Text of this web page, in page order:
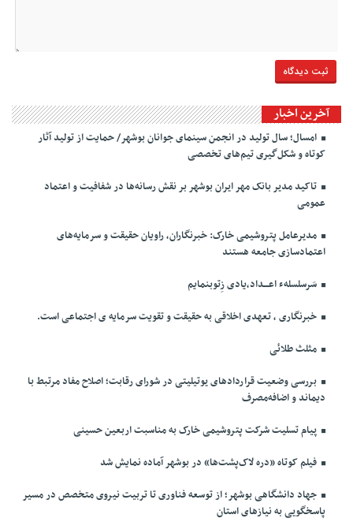
آخرین اخبار
امسال؛ سال تولید در انجمن سینمای جوانان بوشهر/ حمایت از تولید آثار
کوتاه و شکل‌گیری تیم‌های تخصصی
تاکید مدیر بانک مهر ایران بوشهر بر نقش رسانه‌ها در شفافیت و اعتماد
عمومی
مدیرعامل پتروشیمی خارک: خبرنگاران، راویان حقیقت و سرمایه‌های
اعتمادسازی جامعه هستند
سَرسلسلهء اعـــداد،یادی زِتوبنمایم
خبرنگاری ، تعهدی اخلاقی به حقیقت و تقویت سرمایه ی اجتماعی است.
مثلث طلائی
بررسی وضعیت قراردادهای یوتیلیتی در شورای رقابت؛ اصلاح مفاد مرتبط با
دیماند و اضافه‌مصرف
پیام تسلیت شرکت پتروشیمی خارک به مناسبت اربعین حسینی
فیلم کوتاه «دره لاک‌پشت‌ها» در بوشهر آماده نمایش شد
جهاد دانشگاهی بوشهر؛ از توسعه فناوری تا تربیت نیروی متخصص در مسیر
پاسخگویی به نیازهای استان